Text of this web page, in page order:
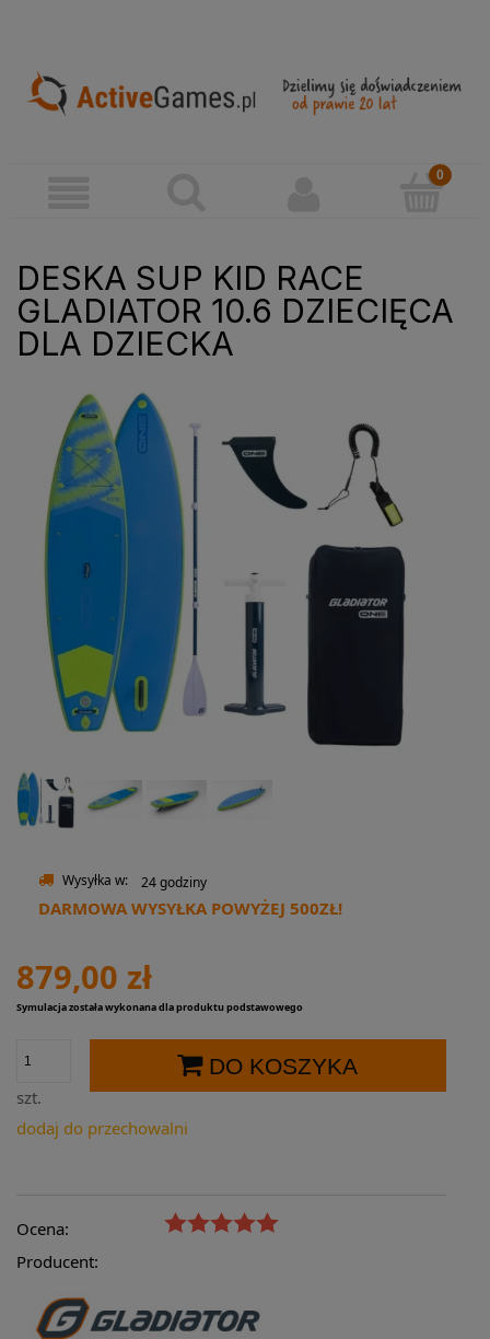
DESKA SUP KID RACE
GLADIATOR 10.6 DZIECIĘCA
DLA DZIECKA
Wysyłka w: 24 godziny
DARMOWA WYSYŁKA POWYŻEJ 500ZŁ!
879,00 zł
Symulacja została wykonana dla produktu podstawowego
szt.
DO KOSZYKA
dodaj do przechowalni
Ocena:
Producent: